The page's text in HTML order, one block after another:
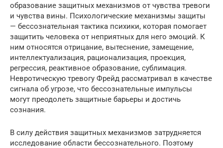
образование защитных механизмов от чувства тревоги
и чувства вины. Психологические механизмы защиты
— бессознательная тактика психики, которая помогает
защитить человека от неприятных для него эмоций. К
ним относятся отрицание, вытеснение, замещение,
интеллектуализация, рационализация, проекция,
регрессия, реактивное образование, сублимация.
Невротическую тревогу Фрейд рассматривал в качестве
сигнала об угрозе, что бессознательные импульсы
могут преодолеть защитные барьеры и достичь
сознания.
В силу действия защитных механизмов затрудняется
исследование области бессознательного. Поэтому